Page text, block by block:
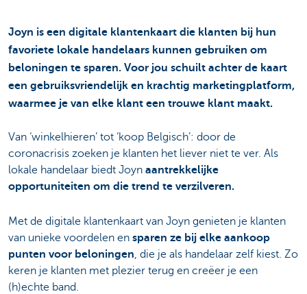
Joyn is een digitale klantenkaart die klanten bij hun
favoriete lokale handelaars kunnen gebruiken om
beloningen te sparen. Voor jou schuilt achter de kaart
een gebruiksvriendelijk en krachtig marketingplatform,
waarmee je van elke klant een trouwe klant maakt.
Van ‘winkelhieren’ tot ‘koop Belgisch’: door de
coronacrisis zoeken je klanten het liever niet te ver. Als
lokale handelaar biedt Joyn aantrekkelijke
opportuniteiten om die trend te verzilveren.
Met de digitale klantenkaart van Joyn genieten je klanten
van unieke voordelen en sparen ze bij elke aankoop
punten voor beloningen , die je als handelaar zelf kiest. Zo
keren je klanten met plezier terug en creëer je een
(h)echte band.